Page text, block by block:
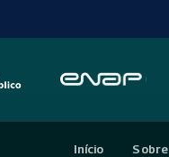
Início Sobre